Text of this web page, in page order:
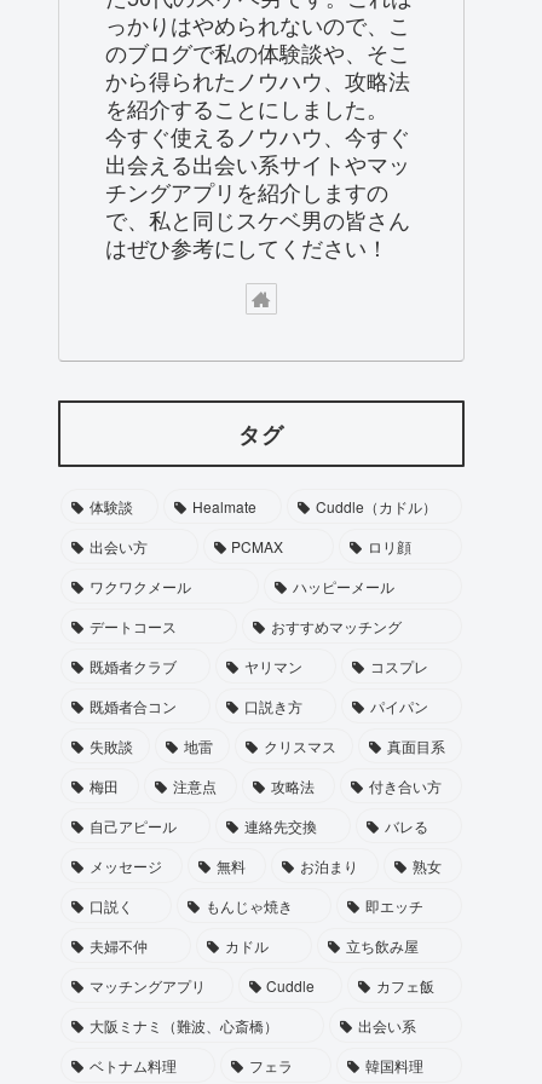
っかりはやめられないので、こ
のブログで私の体験談や、そこ
から得られたノウハウ、攻略法
を紹介することにしました。
今すぐ使えるノウハウ、今すぐ
出会える出会い系サイトやマッ
チングアプリを紹介しますの
で、私と同じスケベ男の皆さん
はぜひ参考にしてください！
タグ
体験談 Healmate
Cuddle（カドル）
出会い方
PCMAX
ロリ顔
ワクワクメール
ハッピーメール
デートコース
おすすめマッチング
既婚者クラブ
ヤリマン
コスプレ
既婚者合コン
口説き方
パイパン
失敗談
地雷 クリスマス
真面目系
梅田
注意点 攻略法
付き合い方
自己アピール
連絡先交換
バレる
メッセージ
無料 お泊まり
熟女
口説く
もんじゃ焼き
即エッチ
夫婦不仲
カドル
立ち飲み屋
マッチングアプリ
Cuddle
カフェ飯
大阪ミナミ（難波、心斎橋）
出会い系
ベトナム料理
フェラ 韓国料理